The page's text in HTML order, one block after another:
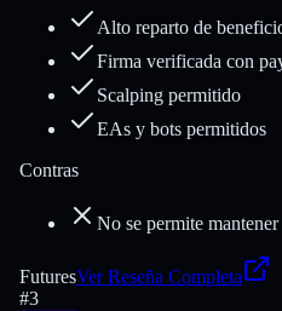
Alto reparto de
Firma verificada con
Scalping permitido
EAs y bots permitidos
Contras
No se permite
FuturesVer Reseña Completa
#3